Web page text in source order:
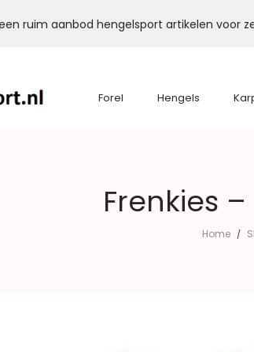
ruim aanbod hengelsport artikelen voor
Forel Hengels
Frenkies
Home /